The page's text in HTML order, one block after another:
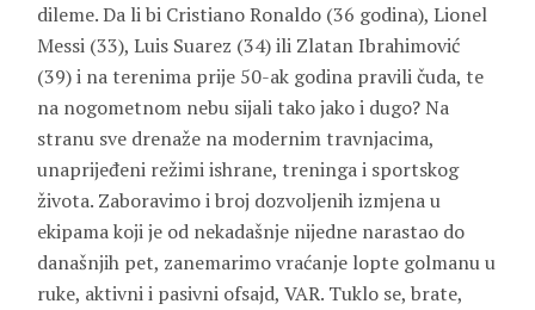
dileme. Da li bi Cristiano Ronaldo (36 godina), Lionel
Messi (33), Luis Suarez (34) ili Zlatan Ibrahimović
(39) i na terenima prije 50-ak godina pravili čuda, te
na nogometnom nebu sijali tako jako i dugo? Na
stranu sve drenaže na modernim travnjacima,
unaprijeđeni režimi ishrane, treninga i sportskog
života. Zaboravimo i broj dozvoljenih izmjena u
ekipama koji je od nekadašnje nijedne narastao do
današnjih pet, zanemarimo vraćanje lopte golmanu u
ruke, aktivni i pasivni ofsajd, VAR. Tuklo se, brate,